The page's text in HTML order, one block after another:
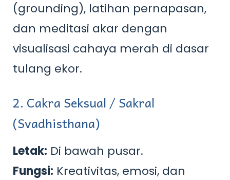
(grounding), latihan pernapasan,
dan meditasi akar dengan
visualisasi cahaya merah di dasar
tulang ekor.
2. Cakra Seksual / Sakral
(Svadhisthana)
Letak: Di bawah pusar.
Fungsi: Kreativitas, emosi, dan